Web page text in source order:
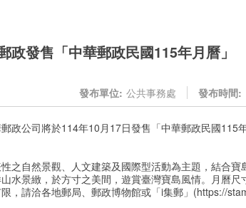
政發售「中華郵政民國115年月曆」
發布單位: 公共事務處 發布時間:
政公司將於114年10月17日發售「中華郵政民國115
之自然景觀、人文建築及國際型活動為主題，結合
水景緻，於方寸之美間，遊賞臺灣寶島風情。月曆
，請洽各地郵局、郵政博物館或「i集郵」(https://